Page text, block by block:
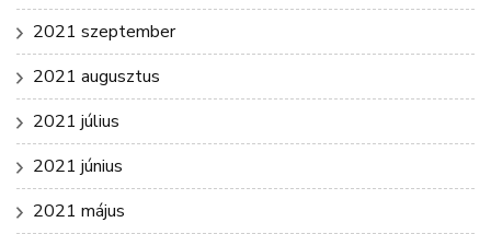
2021 szeptember
2021 augusztus
2021 július
2021 június
2021 május